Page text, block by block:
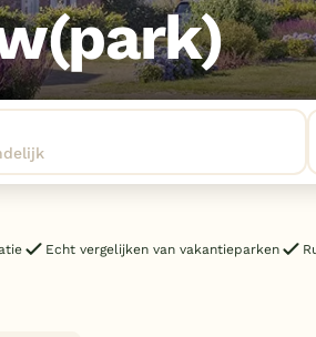
Echt vergelijken van vakantieparken